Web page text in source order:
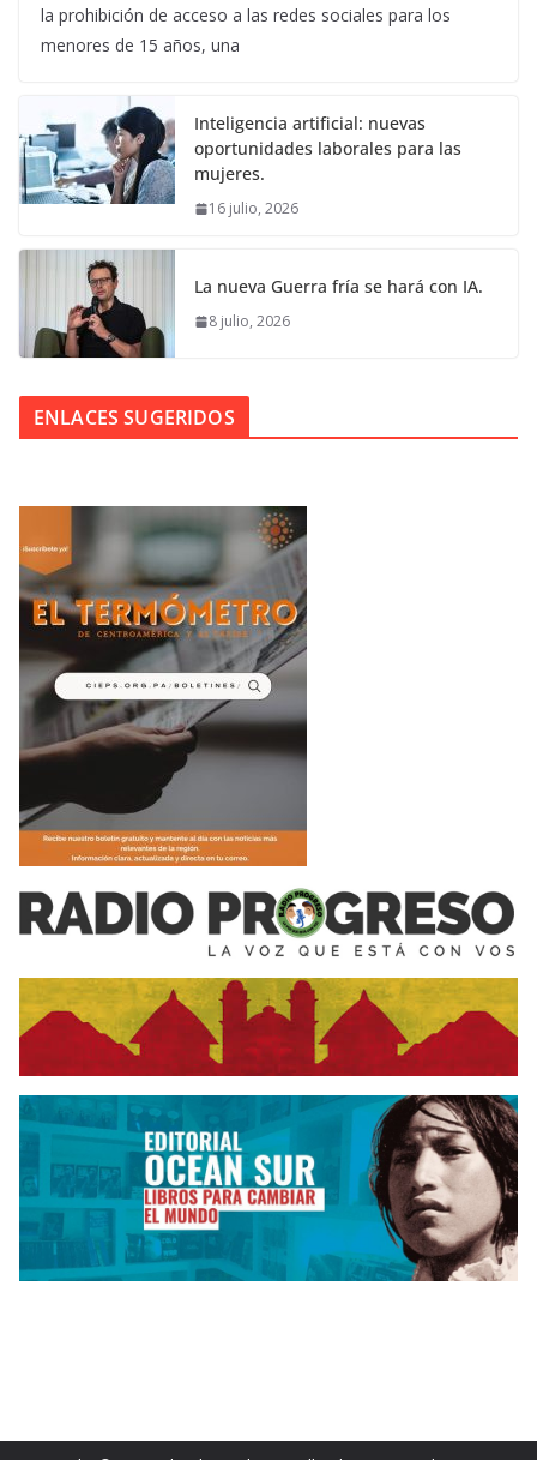
la prohibición de acceso a las redes sociales para los
menores de 15 años, una
Inteligencia artificial: nuevas
oportunidades laborales para las
mujeres.
16 julio, 2026
La nueva Guerra fría se hará con IA.
8 julio, 2026
ENLACES SUGERIDOS